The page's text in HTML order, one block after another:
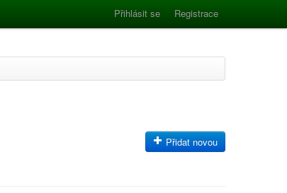
Přihlásit se Registrace
Přidat novou